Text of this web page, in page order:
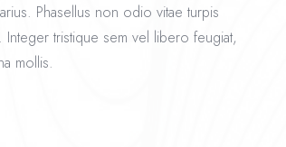
Phasellus non odio vitae turpis
tristique sem vel libero feugiat,
mollis.